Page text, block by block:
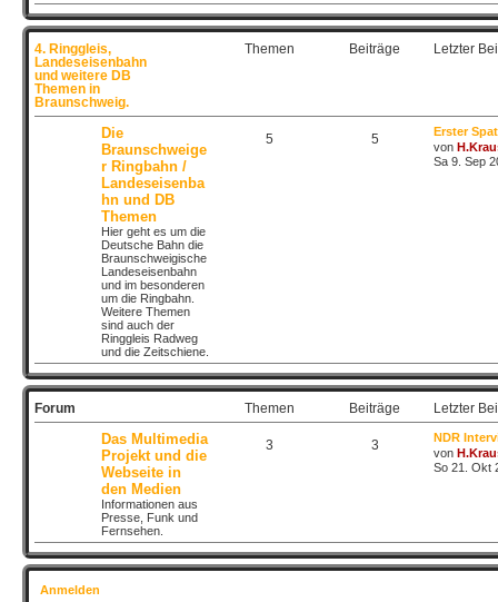
4. Ringgleis,
Landeseisenbahn
und weitere DB
Themen in
Braunschweig.
Themen Beiträge Letzter
Die
Braunschweige
r Ringbahn /
Landeseisenba
hn und DB
Themen
Hier geht es um die
Deutsche Bahn die
Braunschweigische
Landeseisenbahn
und im besonderen
um die Ringbahn.
Weitere Themen
sind auch der
Ringgleis Radweg
und die Zeitschiene.
5 5
Erster
von
Sa 9. Sep
Forum Themen Beiträge Letzter
Das Multimedia
Projekt und die
Webseite in
den Medien
Informationen aus
Presse, Funk und
Fernsehen.
3 3
NDR
von
So 21. Okt
Anmelden